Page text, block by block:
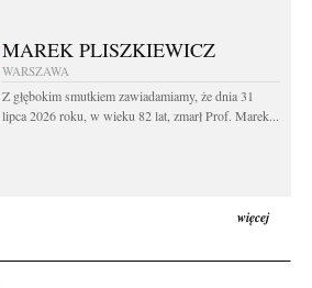
MAREK PLISZKIEWICZ
WARSZAWA
Z głębokim smutkiem zawiadamiamy, że dnia 31
lipca 2026 roku, w wieku 82 lat, zmarł Prof. Marek...
więcej